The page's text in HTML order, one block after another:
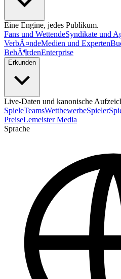
Eine Engine, jedes Publikum.
Fans und WettendeSyndikate und
VerbÃ¤ndeMedien und Experten
BehÃ¶rdenEnterprise
Erkunden
Live-Daten und kanonische
SpieleTeamsWettbewerbeSpieler
PreiseLemeister Media
Sprache